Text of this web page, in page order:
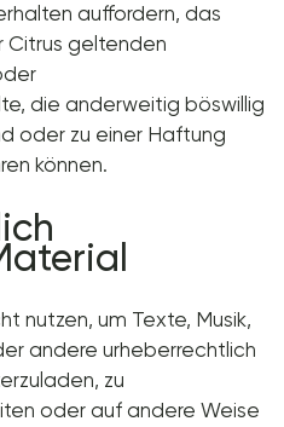
auffordern, das
Citrus geltenden
die anderweitig böswillig
oder zu einer Haftung
können.
nutzen, um Texte, Musik,
andere urheberrechtlich
zu
oder auf andere Weise